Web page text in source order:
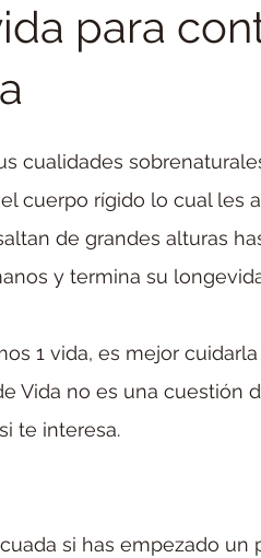
para
cualidades
cuerpo rígido lo cual les
de grandes alturas
y termina su
1 vida, es mejor
Vida no es una cuestión
te interesa.
si has empezado